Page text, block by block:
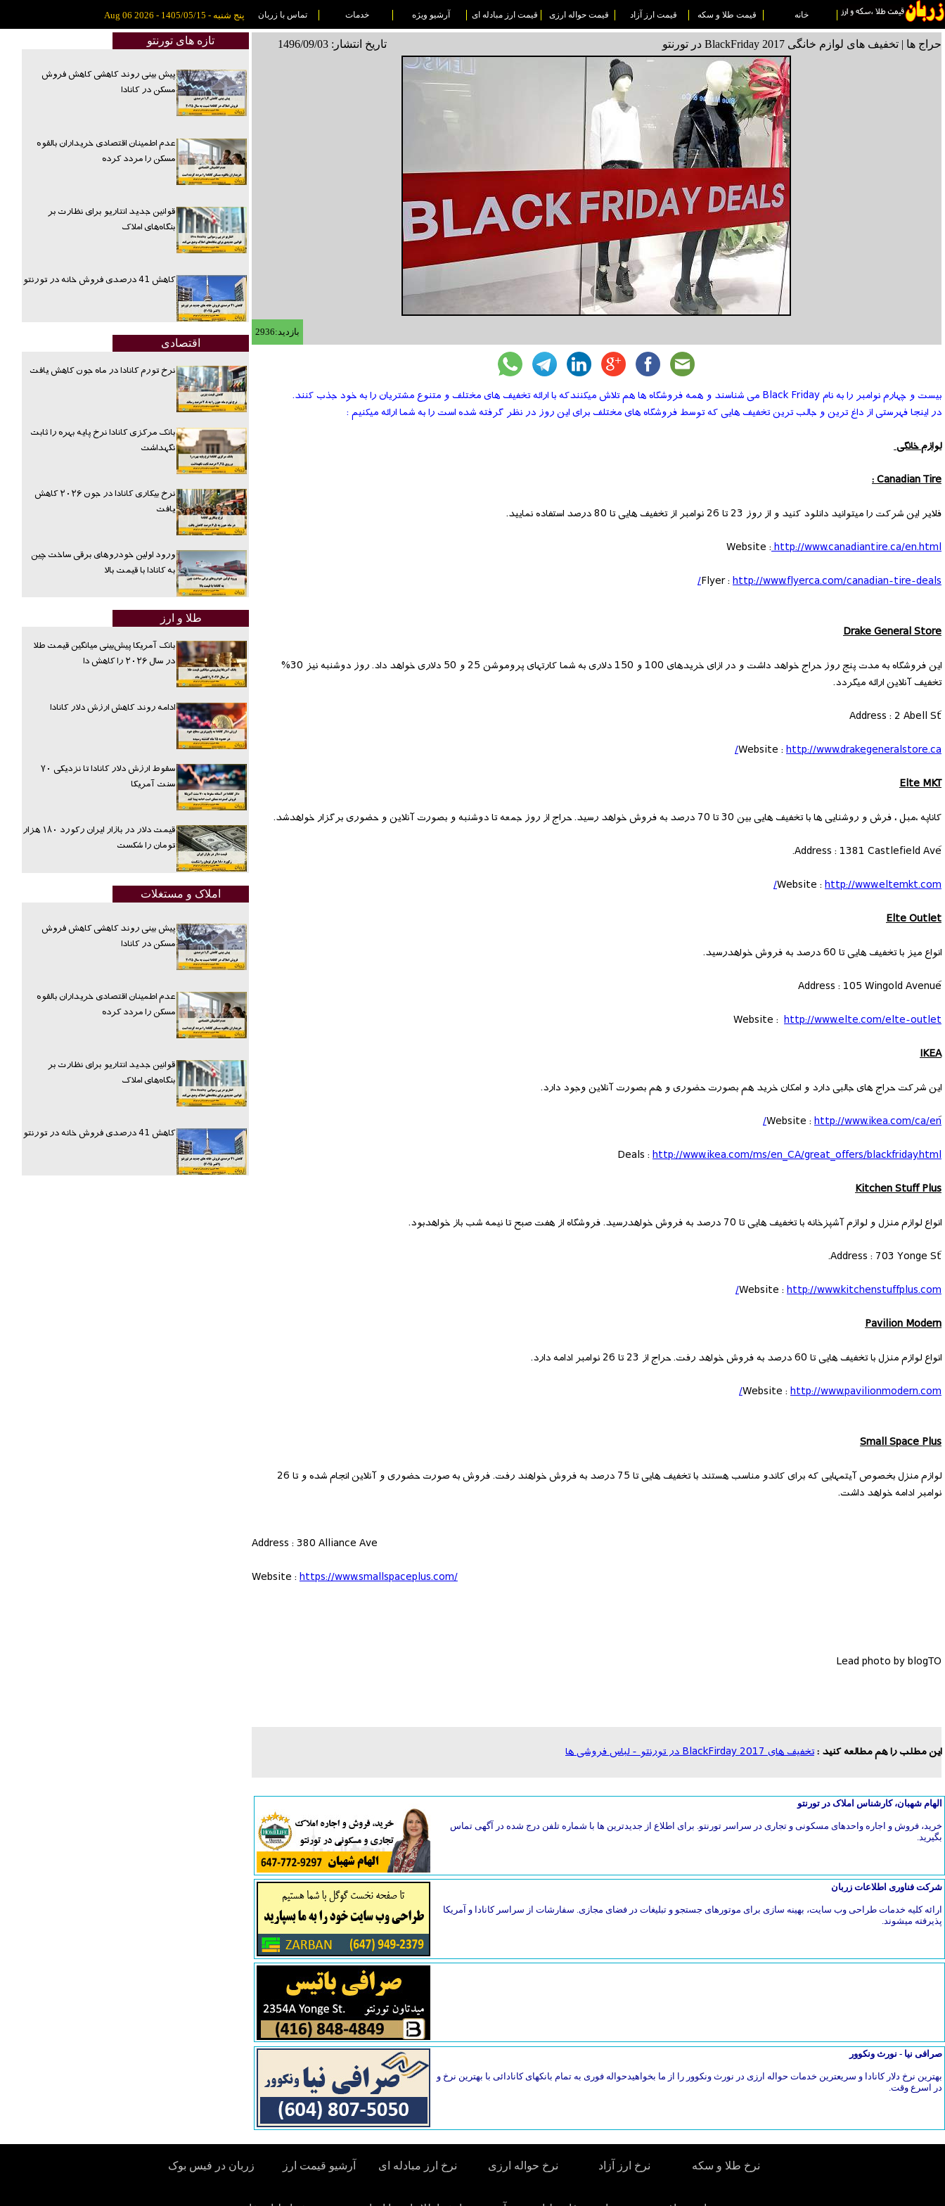
خانه قیمت طلا و سکه قیمت ارز آزاد قیمت حواله ارزی قیمت ارز مبادله ای آرشیو ویژه خدمات تماس با زربان پنج شنبه - 1405/05/15 - Aug 06 2026
حراج ها | تخفیف های لوازم خانگی BlackFriday 2017 در تورنتو تاریخ انتشار: 1496/09/03
بازدید:2936
بیست و چهارم نوامبر را به نام Black Friday می شناسند و همه فروشگاه ها هم تلاش میکنندکه با ارائه تخفیف های مختلف و متنوع مشتریان را به خود جذب کنند.
در اینجا فهرستی از داغ ترین و جالب ترین تخفیف هایی که توسط فروشگاه های مختلف برای این روز در نظر گرفته شده است را به شما ارائه میکنیم :
لوازم خانگی
Canadian Tire :
فلایر این شرکت را میتوانید دانلود کنید و از روز 23 تا 26 نوامبر از تخفیف هایی تا 80 درصد استفاده نمایید.
Website :http://www.canadiantire.ca/en.html
Flyer :http://www.flyerca.com/canadian-tire-deals/
Drake General Store
این فروشگاه به مدت پنج روز حراج خواهد داشت و در ازای خریدهای 100 و 150 دلاری به شما کارتهای پروموشن 25 و 50 دلاری خواهد داد. روز دوشنبه نیز 30%
تخفیف آنلاین ارائه میگردد.
Website :http://www.drakegeneralstore.ca/
Elte MKT
کاناپه ،مبل ، فرش و روشنایی ها با تخفیف هایی بین 30 تا 70 درصد به فروش خواهد رسید. حراج از روز جمعه تا دوشنبه و بصورت آنلاین و حضوری برگزار خواهدشد.
Website :http://www.eltemkt.com/
Elte Outlet
انواع میز با تخفیف هایی تا 60 درصد به فروش خواهدرسید.
Website : http://www.elte.com/elte-outlet
IKEA
این شرکت حراج های جالبی دارد و امکان خرید هم بصورت حضوری و هم بصورت آنلاین وجود دارد.
http://www.ikea.com/ca/en/
Deals :http://www.ikea.com/ms/en_CA/great_offers/blackfriday.html
Kitchen Stuff Plus
انواع لوازم منزل و لوازم آشپزخانه با تخفیف هایی تا 70 درصد به فروش خواهدرسید. فروشگاه از هفت صبح تا نیمه شب باز خواهدبود.
Website :http://www.kitchenstuffplus.com/
Pavilion Modern
انواع لوازم منزل با تخفیف هایی تا 60 درصد به فروش خواهد رفت. حراج از 23 تا 26 نوامبر ادامه دارد.
Website :http://www.pavilionmodern.com/
Small Space Plus
لوازم منزل بخصوص آیتمهایی که برای کاندو مناسب هستند با تخفیف هایی تا 75 درصد به فروش خواهند رفت. فروش به صورت حضوری و آنلاین انجام شده و تا 26
نوامبر ادامه خواهد داشت.
Address : 380 Alliance Ave
Website :https://www.smallspaceplus.com/
Lead photo by blogTO
این مطلب را هم مطالعه کنید :تخفیف های BlackFirday 2017 در تورنتو - لباس فروشی ها
الهام شهبان، کارشناس املاک در تورنتو
خرید، فروش و اجاره واحدهای مسکونی و تجاری در سراسر تورنتو. برای اطلاع از جدیدترین ها با شماره تلفن درج شده در آگهی تماس
بگیرید.
شرکت فناوری اطلاعات زربان
ارائه کلیه خدمات طراحی وب سایت، بهینه سازی برای موتورهای جستجو و تبلیغات در فضای مجازی. سفارشات از سراسر کانادا و آمریکا
پذیرفته میشوند.
صرافی نیا - نورث ونکوور
بهترین نرخ دلار کانادا و سریعترین خدمات حواله ارزی در نورث ونکوور را از ما بخواهیدحواله فوری به تمام بانکهای کانادائی با بهترین نرخ و
در اسرع وقت.
تازه های تورنتو
پیش بینی روند کاهشی کاهش فروش
مسکن در کانادا
عدم اطمینان اقتصادی خریداران بالقوه
مسکن را مردد کرده
قوانین جدید انتاریو برای نظارت بر
بنگاه‌های املاک
کاهش 41 درصدی فروش خانه در تورنتو
اقتصادی
نرخ تورم کانادا در ماه جون کاهش یافت
بانک مرکزی کانادا نرخ پایه بهره را ثابت
نگهداشت
نرخ بیکاری کانادا در جون ۲۰۲۶ کاهش
یافت
ورود اولین خودروهای برقی ساخت چین
به کانادا با قیمت بالا
طلا و ارز
بانک آمریکا پیش‌بینی میانگین قیمت طلا
در سال ۲۰۲۶ را کاهش دا
ادامه روند کاهش ارزش دلار کانادا
سقوط ارزش دلار کانادا تا نزدیکی ۷۰
سنت آمریکا
قیمت دلار در بازار ایران رکورد ۱۸۰ هزار
تومان را شکست
املاک و مستغلات
پیش بینی روند کاهشی کاهش فروش
مسکن در کانادا
عدم اطمینان اقتصادی خریداران بالقوه
مسکن را مردد کرده
قوانین جدید انتاریو برای نظارت بر
بنگاه‌های املاک
کاهش 41 درصدی فروش خانه در تورنتو
نرخ طلا و سکه نرخ ارز آزاد نرخ حواله ارزی نرخ ارز مبادله ای آرشیو قیمت ارز زربان در فیس بوک